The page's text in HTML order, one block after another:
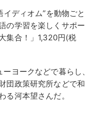
ディオム”を動物ごと
の学習を楽しくサポー
集合！」1,320円(税
ヨークなどで暮らし、
団政策研究所などで和
る河本望さんだ。